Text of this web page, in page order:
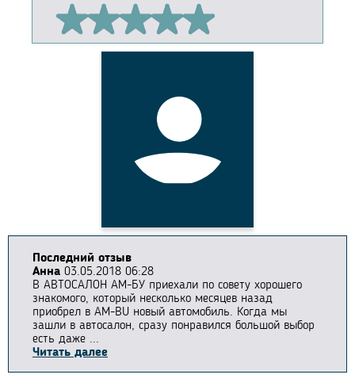
Последний отзыв
Анна 03.05.2018 06:28
В АВТОСАЛОН АМ-БУ приехали по совету хорошего
знакомого, который несколько месяцев назад
приобрел в AM-BU новый автомобиль. Когда мы
зашли в автосалон, сразу понравился большой выбор
есть даже ...
Читать далее